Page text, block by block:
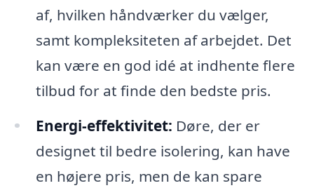
af, hvilken håndværker du vælger,
samt kompleksiteten af arbejdet. Det
kan være en god idé at indhente flere
tilbud for at finde den bedste pris.
Energi-effektivitet: Døre, der er
designet til bedre isolering, kan have
en højere pris, men de kan spare